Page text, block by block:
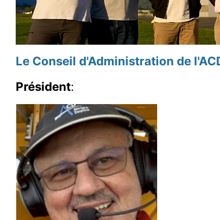
Le Conseil d'Administration de
Président: